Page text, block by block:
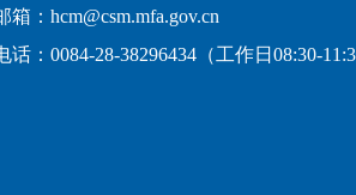
箱：hcm@csm.mfa.gov.cn
：0084-28-38296434（工作日08:30-